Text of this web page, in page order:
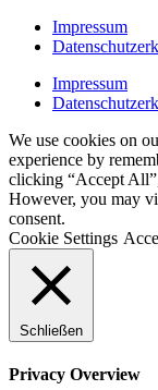
Impressum
Impressum
We use cookies on
experience by
clicking “Accept
However, you may
consent.
Cookie Settings
Schließen
Privacy Overview